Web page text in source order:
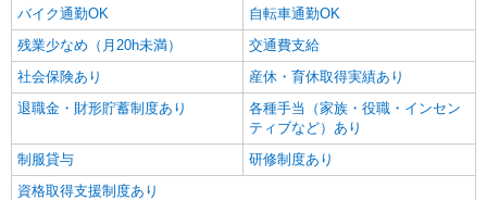
バイク通勤OK
自転車通勤OK
残業少なめ（月20h未満）
交通費支給
社会保険あり
産休・育休取得実績あり
退職金・財形貯蓄制度あり
各種手当（家族・役職・インセン
ティブなど）あり
制服貸与
研修制度あり
資格取得支援制度あり